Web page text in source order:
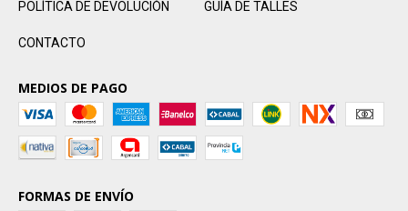
POLÍTICA DE DEVOLUCIÓN GUÍA DE TALLES
CONTACTO
MEDIOS DE PAGO
FORMAS DE ENVÍO